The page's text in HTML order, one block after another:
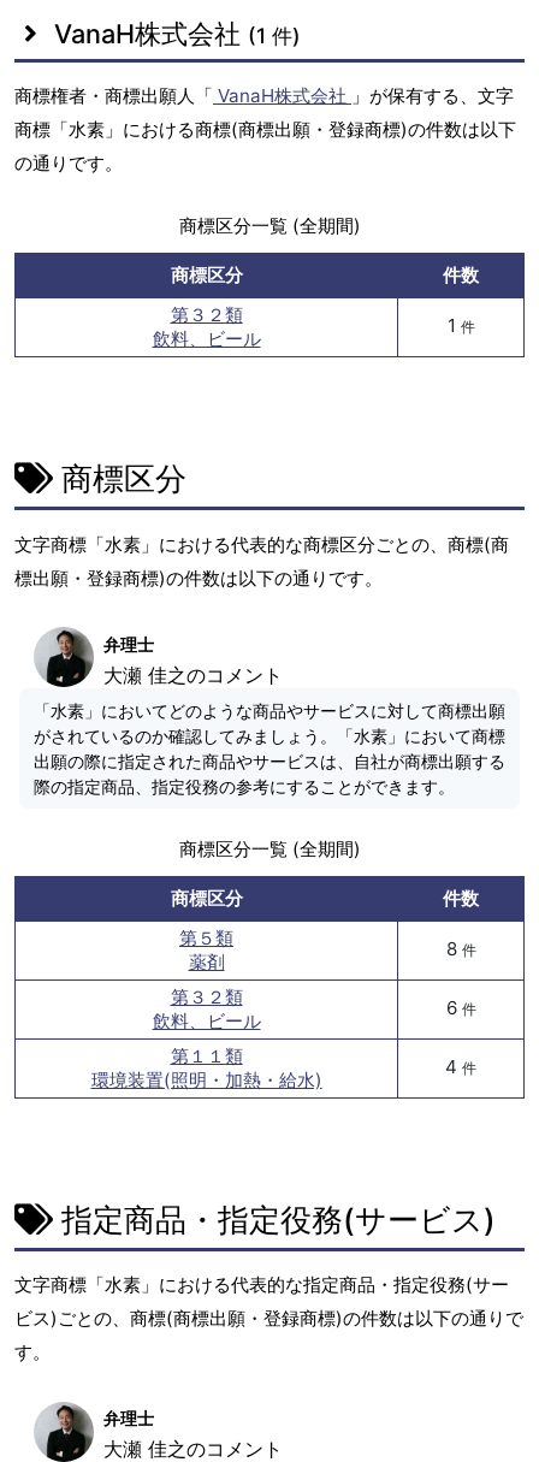
VanaH株式会社 (1 件)
商標権者・商標出願人「 VanaH株式会社 」が保有する、文字
商標「水素」における商標(商標出願・登録商標)の件数は以下
の通りです。
商標区分一覧 (全期間)
商標区分
件数
第３２類
飲料、ビール
1 件
商標区分
文字商標「水素」における代表的な商標区分ごとの、商標(商
標出願・登録商標)の件数は以下の通りです。
弁理士
大瀬 佳之のコメント
「水素」においてどのような商品やサービスに対して商標出願
がされているのか確認してみましょう。「水素」において商標
出願の際に指定された商品やサービスは、自社が商標出願する
際の指定商品、指定役務の参考にすることができます。
商標区分一覧 (全期間)
商標区分
件数
第５類
薬剤
8 件
第３２類
飲料、ビール
6 件
第１１類
環境装置(照明・加熱・給水)
4 件
指定商品・指定役務(サービス)
文字商標「水素」における代表的な指定商品・指定役務(サー
ビス)ごとの、商標(商標出願・登録商標)の件数は以下の通りで
す。
弁理士
大瀬 佳之のコメント